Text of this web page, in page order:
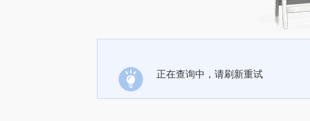
正在查询中，请刷新重试